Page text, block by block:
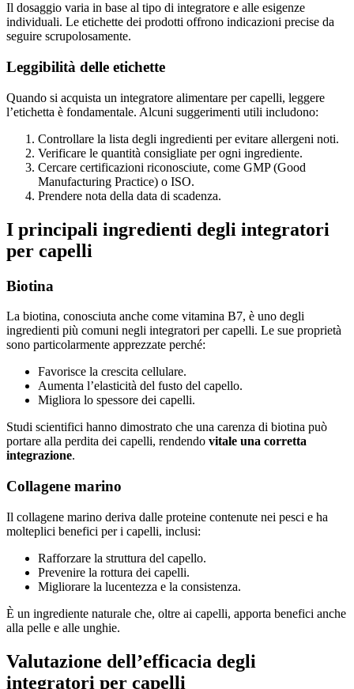
Il dosaggio varia in base al tipo di integratore e alle esigenze
individuali. Le etichette dei prodotti offrono indicazioni precise da
seguire scrupolosamente.
Leggibilità delle etichette
Quando si acquista un integratore alimentare per capelli, leggere
l’etichetta è fondamentale. Alcuni suggerimenti utili includono:
Controllare la lista degli ingredienti per evitare allergeni noti.
Verificare le quantità consigliate per ogni ingrediente.
Cercare certificazioni riconosciute, come GMP (Good
Manufacturing Practice) o ISO.
Prendere nota della data di scadenza.
I principali ingredienti degli integratori
per capelli
Biotina
La biotina, conosciuta anche come vitamina B7, è uno degli
ingredienti più comuni negli integratori per capelli. Le sue proprietà
sono particolarmente apprezzate perché:
Favorisce la crescita cellulare.
Aumenta l’elasticità del fusto del capello.
Migliora lo spessore dei capelli.
Studi scientifici hanno dimostrato che una carenza di biotina può
portare alla perdita dei capelli, rendendo vitale una corretta
integrazione.
Collagene marino
Il collagene marino deriva dalle proteine contenute nei pesci e ha
molteplici benefici per i capelli, inclusi:
Rafforzare la struttura del capello.
Prevenire la rottura dei capelli.
Migliorare la lucentezza e la consistenza.
È un ingrediente naturale che, oltre ai capelli, apporta benefici anche
alla pelle e alle unghie.
Valutazione dell’efficacia degli
integratori per capelli